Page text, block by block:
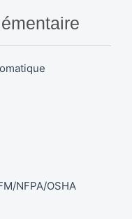
NFPA/OSHA